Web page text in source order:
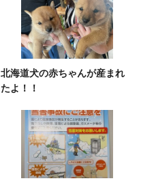
北海道犬の赤ちゃんが産まれ
たよ！！